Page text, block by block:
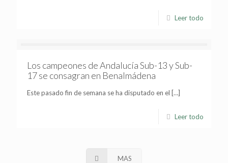
Leer todo
Los campeones de Andalucía Sub-13 y Sub-
17 se consagran en Benalmádena
Este pasado fin de semana se ha disputado en el […]
Leer todo
MAS